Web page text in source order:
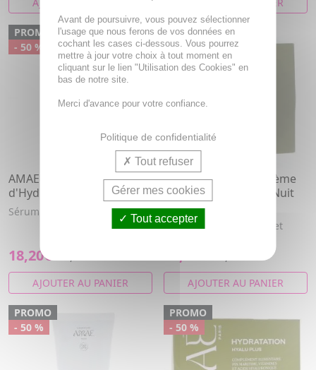
PROMO
- 50 %
AMAE Am-Soft - Booster
d'Hydratation 30ml
Sérum hydratant visage
18,20€
AJOUTER AU PANIER
PROMO
- 50 %
AMAE Am-Divine - Crème
Exquise Repulpante Nuit
recharge 50ml
La peau est lumineuse et
AJOUTER AU PANIER
PROMO
- 50 %
PROMO
- 50 %
Avant de poursuivre, vous pouvez sélectionner
l'usage que nous ferons de vos données en
cochant les cases ci-dessous. Vous pourrez
mettre à jour votre choix à tout moment en
cliquant sur le lien "Utilisation des Cookies" en
bas de notre site.
Merci d'avance pour votre confiance.
Politique de confidentialité
Tout refuser
Gérer mes cookies
Tout accepter